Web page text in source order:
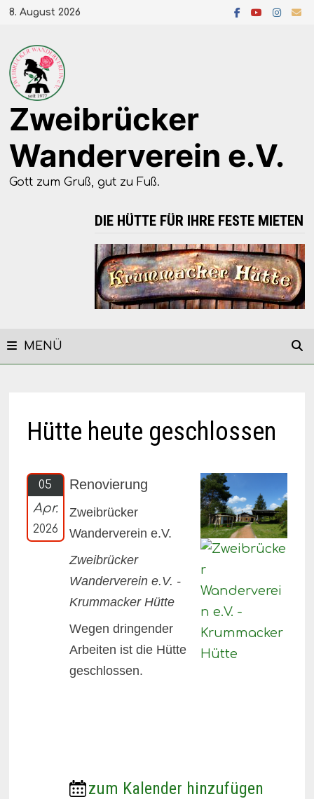
Zum
springen
8. August 2026
Zweibrücker
Wanderverein e.V.
Gott zum Gruß, gut zu Fuß.
DIE HÜTTE FÜR IHRE FESTE MIETEN
MENÜ
Hütte heute geschlossen
05
Apr.
2026
Renovierung
Zweibrücker
Wanderverein e.V.
Zweibrücker
Wanderverein e.V. -
Krummacker Hütte
Wegen dringender
Arbeiten ist die Hütte
geschlossen.
zum Kalender hinzufügen